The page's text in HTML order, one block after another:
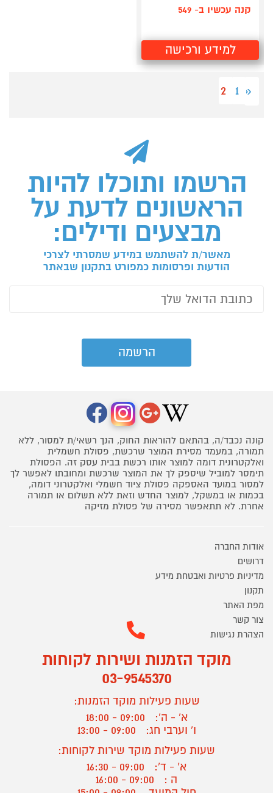
קנה עכשיו ב- 549
למידע ורכישה
«
1
2
הרשמו ותוכלו להיות
הראשונים לדעת על
מבצעים ודילים:
מאשר/ת להשתמש במידע שמסרתי לצרכי
הודעות ופרסומות כמפורט בתקנון שבאתר
קונה נכבד/ה, בהתאם להוראות החוק, הנך רשאי/ת למסור, ללא
תמורה, במעמד מסירת המוצר שרכשת, פסולת חשמלית
ואלקטרונית דומה למוצר אותו רכשת בבית עסק זה. הפסולת
תימסר למוביל שיספק לך את המוצר שרכשת ומחובתו לאפשר לך
למסור במועד האספקה פסולת ציוד חשמלי ואלקטרוני דומה,
בכמות או במשקל, למוצר החדש וזאת ללא תשלום או תמורה
אחרת. לא תתאפשר מסירה של פסולת מזיקה
אודות החברה
דרושים
מדיניות פרטיות ואבטחת מידע
תקנון
מפת האתר
צור קשר
הצהרת נגישות
מוקד הזמנות ושירות לקוחות
03-9545370
שעות פעילות מוקד הזמנות:
א' - ה':
09:00 - 18:00
ו' וערבי חג:
09:00 - 13:00
שעות פעילות מוקד שירות לקוחות:
א' - ד':
09:00 - 16:30
ה :
09:00 - 16:00